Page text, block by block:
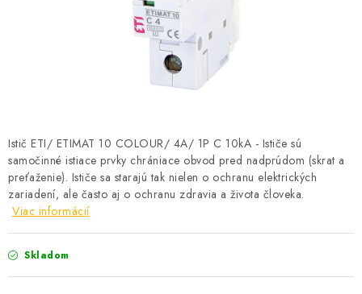
BATÉRIE A NABÍJAČKY
ELEKTRICKÉ VYKUROVANIE A VENTILÁCIA
NÁRADIE A KOTVIACI MATERIÁL
SVIETIDLÁ A SVETELNÉ ZDROJE
ÚLOŽNÝ MATERIÁL
ZÁSUVKY A VYPÍNAČE
DOMÁCNOSŤ
Istič ETI/ ETIMAT 10 COLOUR/ 4A/ 1P C 10kA - Ističe sú
samočinné istiace prvky chrániace obvod pred nadprúdom (skrat a
preťaženie). Ističe sa starajú tak nielen o ochranu elektrických
zariadení, ale často aj o ochranu zdravia a života človeka.
Viac informácií
Skladom